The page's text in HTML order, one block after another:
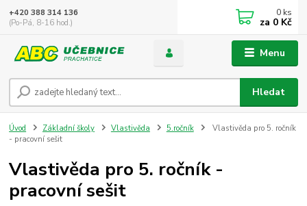
Menu
Hledat
+420 388 314 136
(Po-Pá, 8-16 hod.)
0 ks
za 0 Kč
Úvod Základní školy Vlastivěda 5.ročník
Vlastivěda pro 5. ročník
- pracovní sešit
Vlastivěda pro 5. ročník -
pracovní sešit